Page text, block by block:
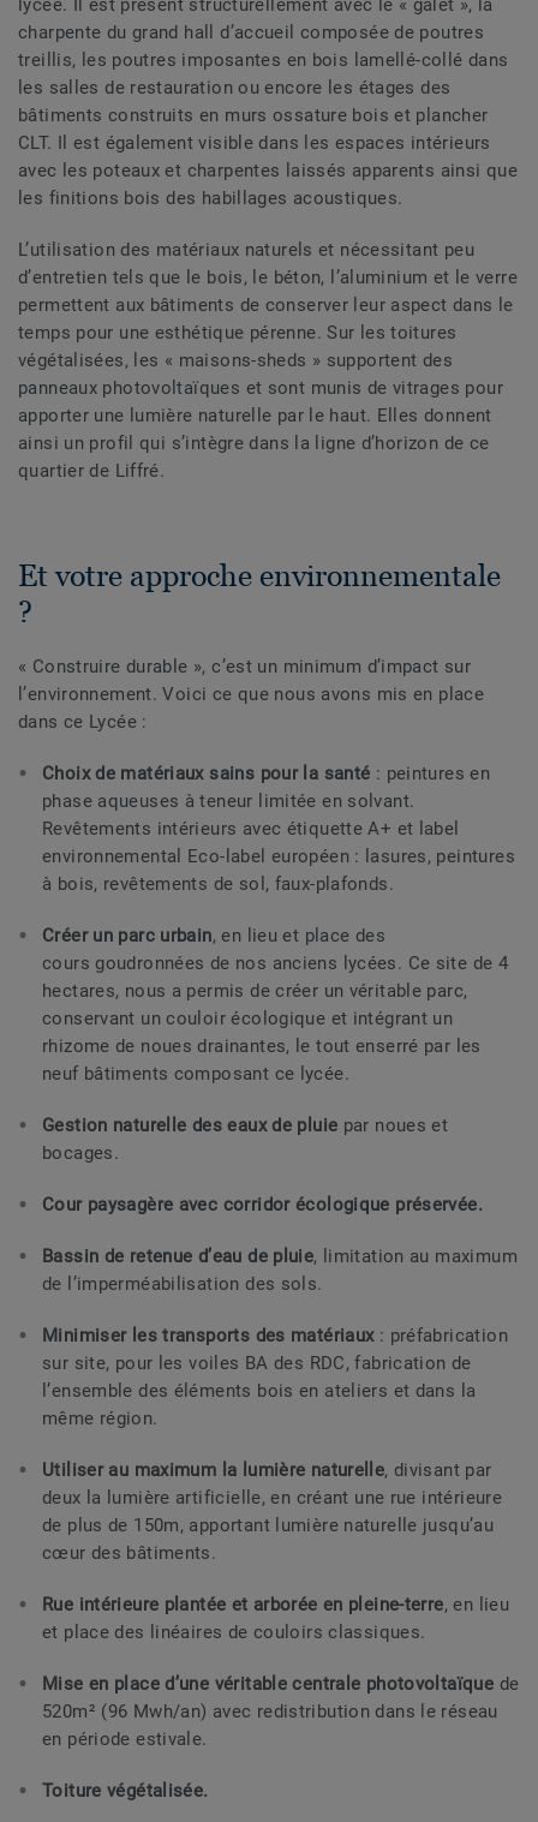
lycée. Il est présent structurellement avec le « galet », la
charpente du grand hall d’accueil composée de poutres
treillis, les poutres imposantes en bois lamellé-collé dans
les salles de restauration ou encore les étages des
bâtiments construits en murs ossature bois et plancher
CLT. Il est également visible dans les espaces intérieurs
avec les poteaux et charpentes laissés apparents ainsi que
les finitions bois des habillages acoustiques.
L’utilisation des matériaux naturels et nécessitant peu
d’entretien tels que le bois, le béton, l’aluminium et le verre
permettent aux bâtiments de conserver leur aspect dans le
temps pour une esthétique pérenne. Sur les toitures
végétalisées, les « maisons-sheds » supportent des
panneaux photovoltaïques et sont munis de vitrages pour
apporter une lumière naturelle par le haut. Elles donnent
ainsi un profil qui s’intègre dans la ligne d’horizon de ce
quartier de Liffré.
Et votre approche environnementale
?
« Construire durable », c’est un minimum d’impact sur
l’environnement. Voici ce que nous avons mis en place
dans ce Lycée :
Choix de matériaux sains pour la santé : peintures en
phase aqueuses à teneur limitée en solvant.
Revêtements intérieurs avec étiquette A+ et label
environnemental Eco-label européen : lasures, peintures
à bois, revêtements de sol, faux-plafonds.
Créer un parc urbain, en lieu et place des
cours goudronnées de nos anciens lycées. Ce site de 4
hectares, nous a permis de créer un véritable parc,
conservant un couloir écologique et intégrant un
rhizome de noues drainantes, le tout enserré par les
neuf bâtiments composant ce lycée.
Gestion naturelle des eaux de pluie par noues et
bocages.
Cour paysagère avec corridor écologique préservée.
Bassin de retenue d’eau de pluie, limitation au maximum
de l’imperméabilisation des sols.
Minimiser les transports des matériaux : préfabrication
sur site, pour les voiles BA des RDC, fabrication de
l’ensemble des éléments bois en ateliers et dans la
même région.
Utiliser au maximum la lumière naturelle, divisant par
deux la lumière artificielle, en créant une rue intérieure
de plus de 150m, apportant lumière naturelle jusqu’au
cœur des bâtiments.
Rue intérieure plantée et arborée en pleine-terre, en lieu
et place des linéaires de couloirs classiques.
Mise en place d’une véritable centrale photovoltaïque de
520m² (96 Mwh/an) avec redistribution dans le réseau
en période estivale.
Toiture végétalisée.